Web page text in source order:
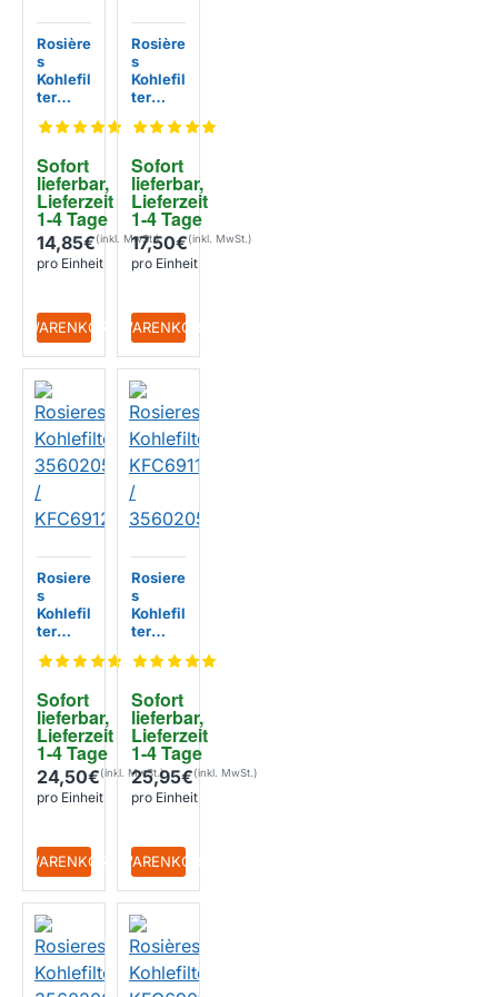
Sofort
lieferbar,
Lieferzeit
1-4 Tage
Rosière
s
Kohlefil
ter
048 /
05
14,85€
pro Einheit
+ WARENKORB
Sofort
lieferbar,
Lieferzeit
1-4 Tage
Rosière
s
Kohlefil
ter
07 /
050
17,50€
pro Einheit
+ WARENKORB
Sofort
lieferbar,
Lieferzeit
1-4 Tage
Rosiere
s
Kohlefil
ter
055 /
2
24,50€
pro Einheit
+ WARENKORB
Sofort
lieferbar,
Lieferzeit
1-4 Tage
Rosiere
s
Kohlefil
ter
1 /
054
25,95€
pro Einheit
+ WARENKORB